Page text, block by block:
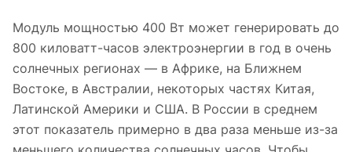
Модуль мощностью 400 Вт может генерировать до
800 киловатт-часов электроэнергии в год в очень
солнечных регионах — в Африке, на Ближнем
Востоке, в Австралии, некоторых частях Китая,
Латинской Америки и США. В России в среднем
этот показатель примерно в два раза меньше из-за